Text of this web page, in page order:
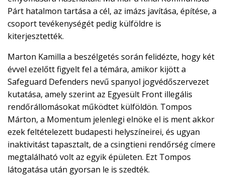
Párt hatalmon tartása a cél, az imázs javítása, építése, a
csoport tevékenységét pedig külföldre is
kiterjesztették.
Marton Kamilla a beszélgetés során felidézte, hogy két
évvel ezelőtt figyelt fel a témára, amikor kijött a
Safeguard Defenders nevű spanyol jogvédőszervezet
kutatása, amely szerint az Egyesült Front illegális
rendőrállomásokat működtet külföldön. Tompos
Márton, a Momentum jelenlegi elnöke el is ment akkor
ezek feltételezett budapesti helyszíneirei, és ugyan
inaktivitást tapasztalt, de a csingtieni rendőrség címere
megtalálható volt az egyik épületen. Ezt Tompos
látogatása után gyorsan le is szedték.